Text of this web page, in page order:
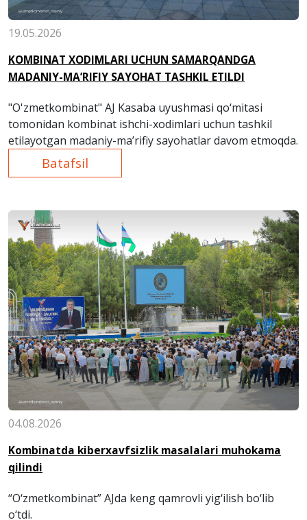
19.05.2026
KOMBINAT XODIMLARI UCHUN SAMARQANDGA
MADANIY-MA’RIFIY SAYOHAT TASHKIL ETILDI
"O'zmetkombinat" AJ Kasaba uyushmasi qo‘mitasi
tomonidan kombinat ishchi-xodimlari uchun tashkil
etilayotgan madaniy-ma’rifiy sayohatlar davom etmoqda.
Batafsil
04.08.2026
Kombinatda kiberxavfsizlik masalalari muhokama
qilindi
“O‘zmetkombinat” AJda keng qamrovli yig‘ilish bo‘lib
o‘tdi.